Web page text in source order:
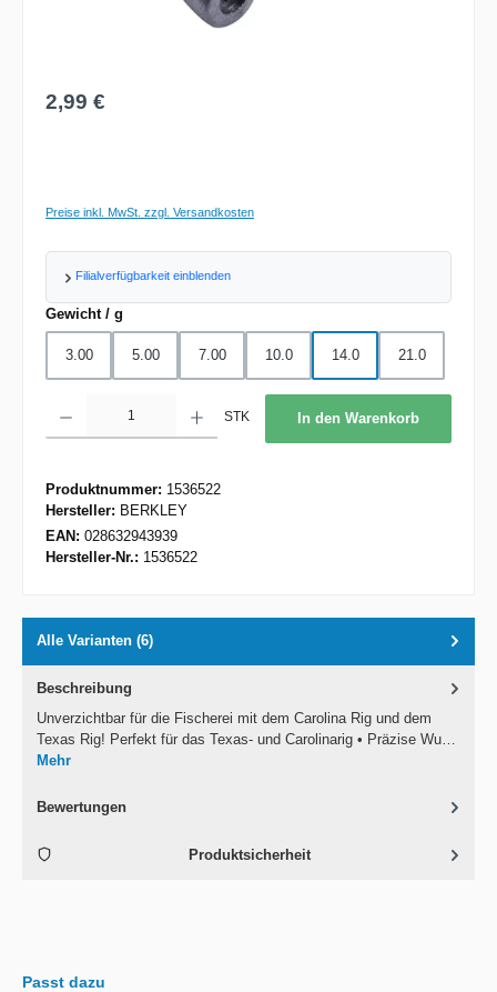
Regulärer Preis:
2,99 €
Preise inkl. MwSt. zzgl. Versandkosten
Filialverfügbarkeit einblenden
Gewicht / g
3.00 5.00 7.00 10.0 14.0 21.0
STK In den Warenkorb
Produktnummer: 1536522
Hersteller: BERKLEY
EAN: 028632943939
Hersteller-Nr.: 1536522
Alle Varianten (6)
Beschreibung
Unverzichtbar für die Fischerei mit dem Carolina Rig und dem
Texas Rig! Perfekt für das Texas- und Carolinarig • Präzise Wu…
Mehr
Bewertungen
Produktsicherheit
Passt dazu